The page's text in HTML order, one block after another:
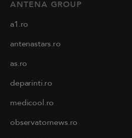
ANTENA GROUP
a1.ro
antenastars.ro
as.ro
deparinti.ro
medicool.ro
observatornews.ro